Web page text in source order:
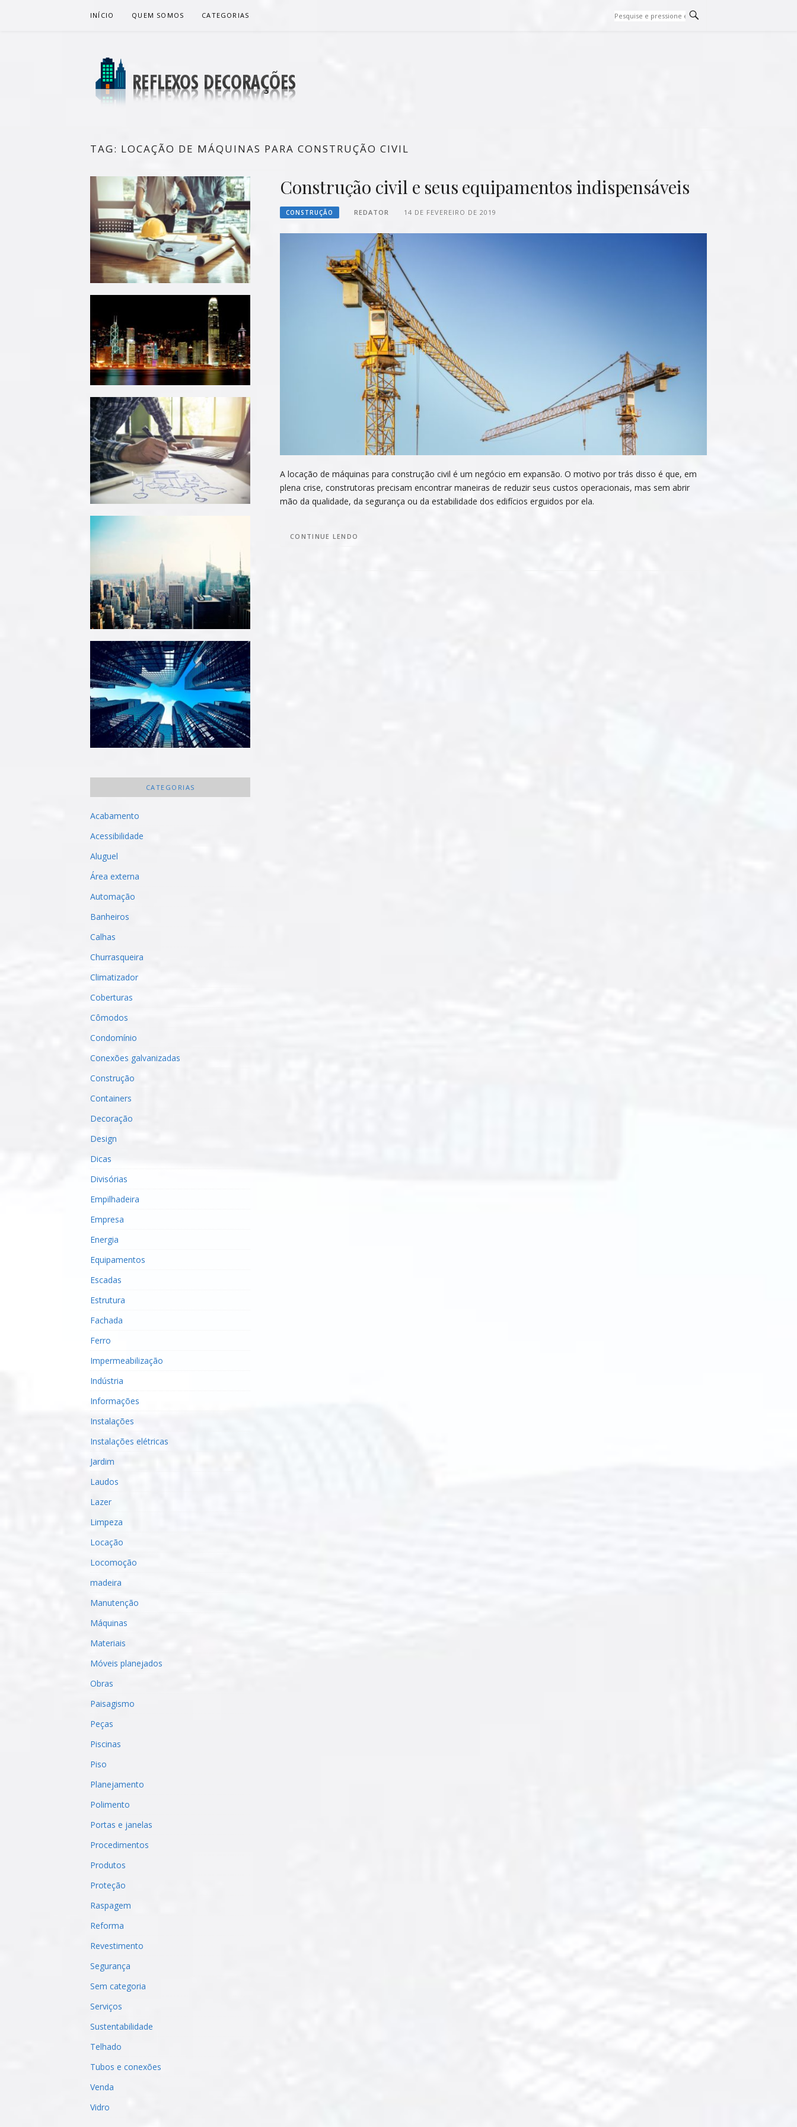
INÍCIO QUEM SOMOS CATEGORIAS
TAG: LOCAÇÃO DE MÁQUINAS PARA CONSTRUÇÃO CIVIL
Construção civil e seus equipamentos indispensáveis
CONSTRUÇÃO REDATOR 14 DE FEVEREIRO DE 2019
A locação de máquinas para construção civil é um negócio em expansão. O motivo por trás disso é que, em
plena crise, construtoras precisam encontrar maneiras de reduzir seus custos operacionais, mas sem abrir
mão da qualidade, da segurança ou da estabilidade dos edifícios erguidos por ela.
CONTINUE LENDO
CATEGORIAS
Acabamento
Acessibilidade
Aluguel
Área externa
Automação
Banheiros
Calhas
Churrasqueira
Climatizador
Coberturas
Cômodos
Condomínio
Conexões galvanizadas
Construção
Containers
Decoração
Design
Dicas
Divisórias
Empilhadeira
Empresa
Energia
Equipamentos
Escadas
Estrutura
Fachada
Ferro
Impermeabilização
Indústria
Informações
Instalações
Instalações elétricas
Jardim
Laudos
Lazer
Limpeza
Locação
Locomoção
madeira
Manutenção
Máquinas
Materiais
Móveis planejados
Obras
Paisagismo
Peças
Piscinas
Piso
Planejamento
Polimento
Portas e janelas
Procedimentos
Produtos
Proteção
Raspagem
Reforma
Revestimento
Segurança
Sem categoria
Serviços
Sustentabilidade
Telhado
Tubos e conexões
Venda
Vidro